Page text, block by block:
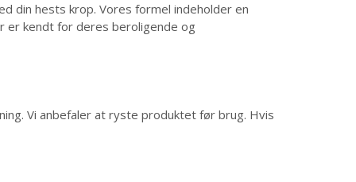
din hests krop. Vores formel indeholder en
er kendt for deres beroligende og
Vi anbefaler at ryste produktet før brug. Hvis